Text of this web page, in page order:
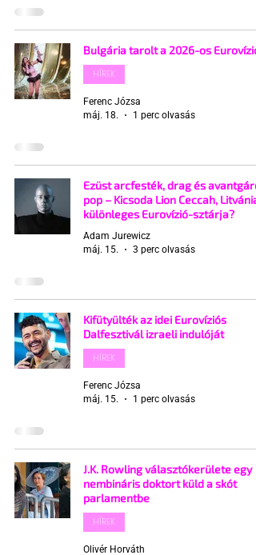
Bulgária tarolt a 2026-os
HÍREK
Ferenc Józsa
máj. 18.
1 perc olvasás
Ezüst arcfesték, drag és avantgárd
pop – Kicsoda Lion Ceccah, Litvánia
különleges Eurovízió-sztárja?
Adam Jurewicz
máj. 15.
3 perc olvasás
Kifütyülték az idei Eurovíziós
Dalfesztivál izraeli indulóját
HÍREK
Ferenc Józsa
máj. 15.
1 perc olvasás
J.K. Rowling választókerülete egy
nembináris doktort küld a skót
parlamentbe
HÍREK
Olivér Horváth